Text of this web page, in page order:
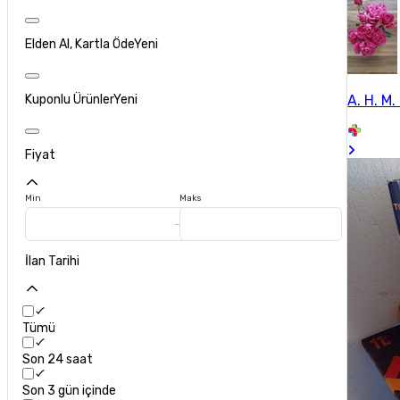
Elden Al, Kartla ÖdeYeni
Kuponlu ÜrünlerYeni
Fiyat
Min Maks
İlan Tarihi
Tümü
Son 24 saat
Son 3 gün içinde
A. H. M.